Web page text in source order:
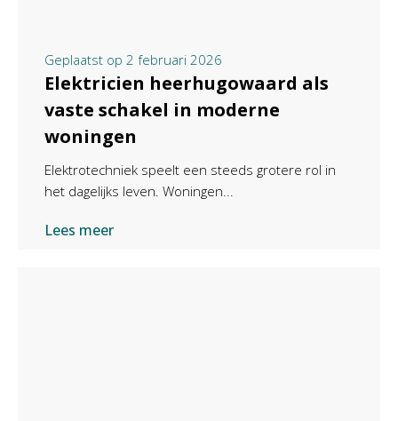
Geplaatst op 2 februari 2026
Elektricien heerhugowaard als
vaste schakel in moderne
woningen
Elektrotechniek speelt een steeds grotere rol in
het dagelijks leven. Woningen...
Lees meer